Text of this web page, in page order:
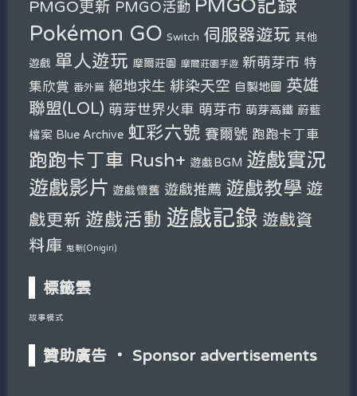
PMGO更新 PMGO活動 PMGO記錄
Pokémon GO Switch 伺服器遊玩 其他
遊戲 單人遊玩 摩爾莊園 摩爾莊園手遊 新萌芽市 特
集欣賞 番外篇 絕地求生 緋染天空 自製地圖 英雄
聯盟(LOL) 萌芽世界火車 萌芽市 萌芽高鐵 蔚藍
檔案 Blue Archive 虹彩六號 賽爾號 跑跑卡丁車
跑跑卡丁車 Rush+ 遊戲BGM 遊戲實況
遊戲影片 遊戲懷舊 遊戲推薦 遊戲教學 遊
戲更新 遊戲活動 遊戲記錄 遊戲資
料庫
鬼斬(Onigiri)
標籤雲
故事模式
贊助廣告 ‧ Sponsor advertisements